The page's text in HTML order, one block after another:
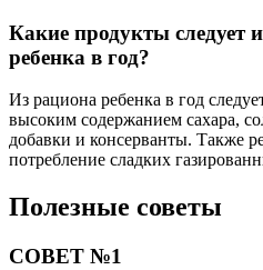
Какие продукты следует
ребенка в год?
Из рациона ребенка в год
высоким содержанием сахара,
добавки и консерванты. Также
потребление сладких
Полезные советы
СОВЕТ №1